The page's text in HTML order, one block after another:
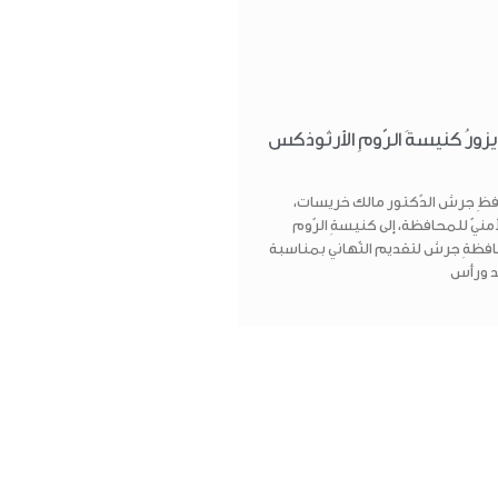
كنيسةَ الرّومِ الأرثوذكس
جرش الدّكتور مالك خريسات،
للمحافظة، إلى كنيسةِ الرّوم
جرش لتقديم التّهاني بمناسبة
ورأس